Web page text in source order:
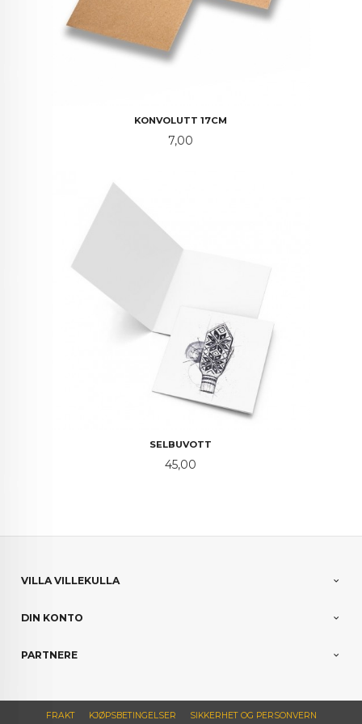
KONVOLUTT 17CM
Pris
7,00
SELBUVOTT
Pris
45,00
VILLA VILLEKULLA
DIN KONTO
PARTNERE
FRAKT KJØPSBETINGELSER SIKKERHET OG PERSONVERN